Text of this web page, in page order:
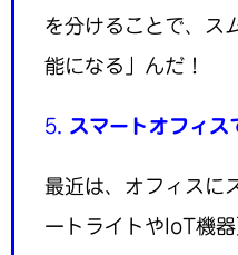
を分けることで、ス
能になる」んだ！
5. スマートオフィス
最近は、オフィスに
ートライトやIoT機器